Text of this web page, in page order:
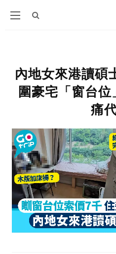
內地女來港讀碩
圍豪宅「窗台
痛